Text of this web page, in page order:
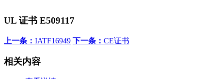
UL 证书 E509117
上一条： IATF16949 下一条： CE证书
相关内容